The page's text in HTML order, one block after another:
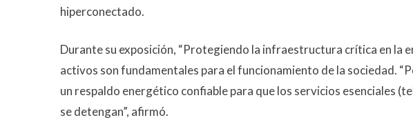
hiperconectado.
Durante su exposición, “Protegiendo la infraestructura crítica en la
activos son fundamentales para el funcionamiento de la sociedad.
un respaldo energético confiable para que los servicios esenciales
se detengan”, afirmó.